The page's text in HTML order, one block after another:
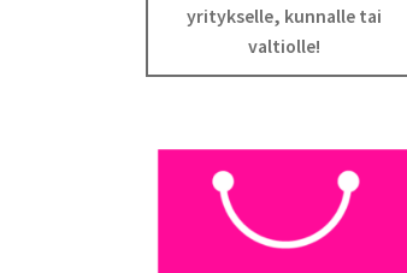
yritykselle, kunnalle tai
valtiolle!